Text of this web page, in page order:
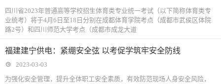
四川省2023年普通高等学校招生体育类专业统一考试（以下简称体育类专
业统考）将于4月6日至18日分别在成都体育学院考点（成都市武侯区体院
路2号）和四川师范大学考点（成都市成龙大道
福建建宁供电：紧绷安全弦 以考促学筑牢安全防线
2023-03-03
为强化安全管理，提升全体职工安全素质，有效防范现场人身安全风险，